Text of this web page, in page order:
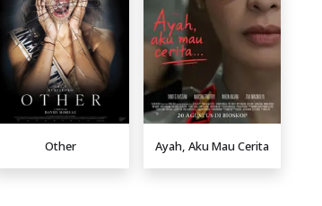
Other Ayah, Aku Mau Cerita